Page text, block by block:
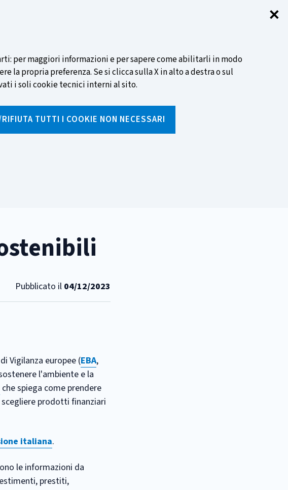
✕
per maggiori informazioni e per sapere come abilitarli in modo
la propria preferenza. Se si clicca sulla X in alto a destra o sul
i soli cookie tecnici interni al sito.
TUTTI I COOKIE NON NECESSARI
SCOPRI DI PIÙ
Inserisci
testo
Pubblicato il 04/12/2023
Vigilanza europee (EBA,
l'ambiente e la
che spiega come prendere
prodotti finanziari
italiana.
le informazioni da
prestiti,